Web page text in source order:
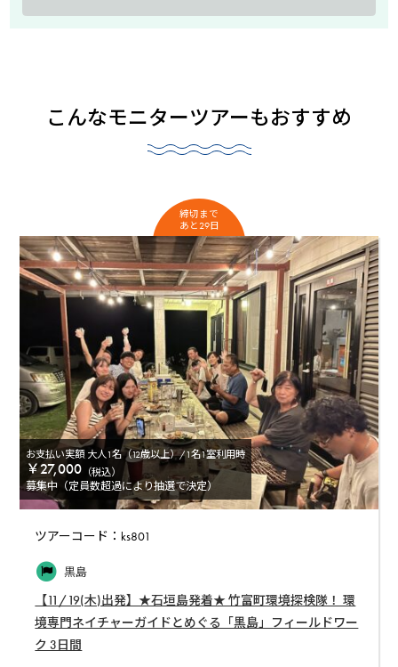
こんなモニターツアーもおすすめ
締切まで
あと29日
お支払い実額 大人1名（12歳以上）/1名1室利用時
￥27,000（税込）
募集中（定員数超過により抽選で決定）
ツアーコード：ks801
黒島
【11/19(木)出発】★石垣島発着★ 竹富町環境探検隊！ 環
境専門ネイチャーガイドとめぐる「黒島」フィールドワー
ク 3日間